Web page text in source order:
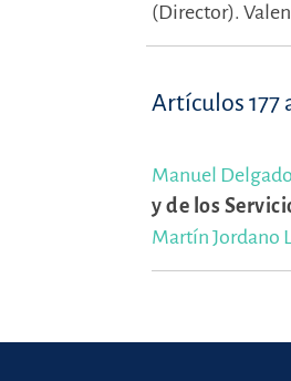
(Director).
Artículos 177
Manuel
y de los
Martín Jordano